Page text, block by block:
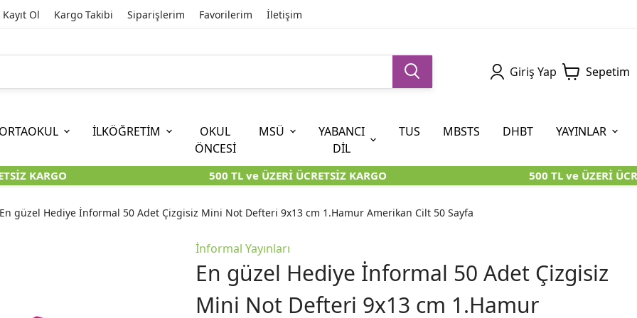
Kayıt Ol Kargo Takibi Siparişlerim Favorilerim İletişim
Giriş Yap Sepetim
11. SINIF
KARA KUTU KİTAPLARI
TYT
KARA KUTU KİTAPLARI
AYT
KARA KUTU KİTAPLARI
EĞİTİM BİLİMLERİ
KARA KUTU KİTAPLARI
LİSANS
KARA KUTU KİTAPLARI
ÖABT
ÖZGÜN ÜRÜNLER
ORTAOKUL
6. SINIF (İOKBS)
KARA KUTU KİTAPLARI
5. SINIF (İOKBS)
KARA KUTU KİTAPLARI
İLKÖĞRETİM
OKUL
ÖNCESİ
MSÜ
YABANCI
DİL
TUS MBSTS DHBT YAYINLAR
KARGO 500 TL ve ÜZERİ ÜCRETSİZ KARGO 500 TL ve ÜZERİ
En güzel Hediye İnformal 50 Adet Çizgisiz Mini Not Defteri 9x13 cm 1.Hamur Amerikan Cilt 50 Sayfa
İnformal Yayınları
En güzel Hediye İnformal 50 Adet Çizgisiz
Mini Not Defteri 9x13 cm 1.Hamur